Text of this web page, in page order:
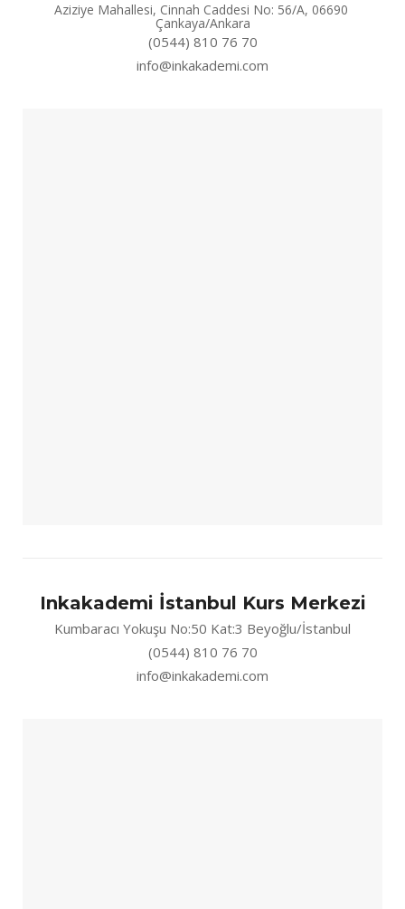
Aziziye Mahallesi, Cinnah Caddesi No: 56/A, 06690
Çankaya/Ankara
(0544) 810 76 70
info@inkakademi.com
Inkakademi İstanbul Kurs Merkezi
Kumbaracı Yokuşu No:50 Kat:3 Beyoğlu/İstanbul
(0544) 810 76 70
info@inkakademi.com